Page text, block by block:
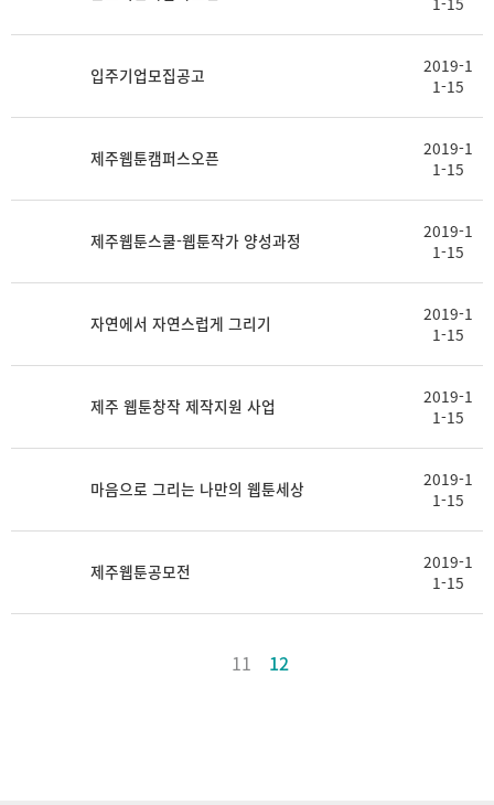
입주기업모집공고
2019-1
1-15
제주웹툰캠퍼스오픈
2019-1
1-15
제주웹툰스쿨-웹툰작가 양성과정
2019-1
1-15
자연에서 자연스럽게 그리기
2019-1
1-15
제주 웹툰창작 제작지원 사업
2019-1
1-15
마음으로 그리는 나만의 웹툰세상
2019-1
1-15
제주웹툰공모전
2019-1
1-15
11 12